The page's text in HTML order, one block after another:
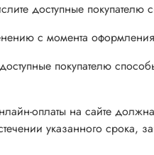
доступные покупателю
с момента
покупателю
оплаты на сайте
указанного срока,